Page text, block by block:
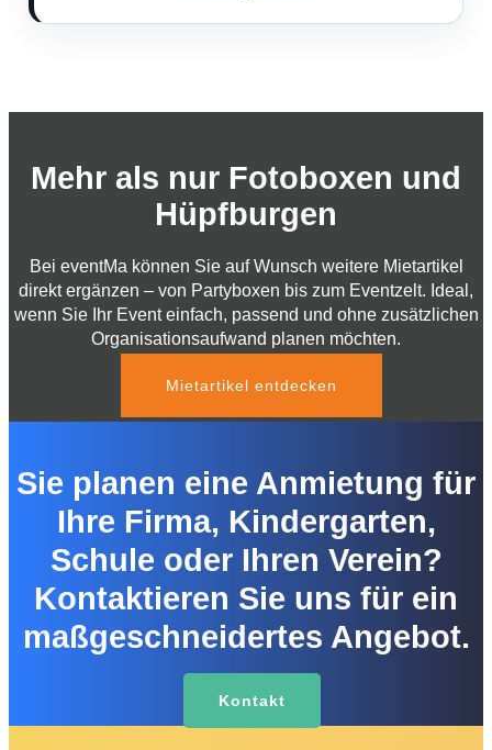
Mehr als nur Fotoboxen und
Hüpfburgen
Bei eventMa können Sie auf Wunsch weitere Mietartikel
direkt ergänzen – von Partyboxen bis zum Eventzelt. Ideal,
wenn Sie Ihr Event einfach, passend und ohne zusätzlichen
Organisationsaufwand planen möchten.
Mietartikel entdecken
Sie planen eine Anmietung für
Ihre Firma, Kindergarten,
Schule oder Ihren Verein?
Kontaktieren Sie uns für ein
maßgeschneidertes Angebot.
Kontakt